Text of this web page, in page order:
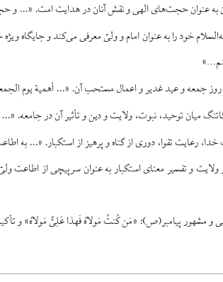
به عنوان حجت‌های الهی و نقش آنان در هدایت امت. «... و
خود را به عنوان امام و ولیّ معرفی می‌کند و جایگاه
جمعه و عید غدیر و اعمال مستحب آن. «... أهمیة یوم
میان توحید، نبوت، ولایت و دین و تأثیر آن در جامعه.
رعایت تقوا، دوری از گناه و پرهیز از استکبار. «... به
ولایت و تفسیر معنای استکبار به عنوان سرپیچی از
و مشهور پیامبر(ص): «مَن کُنتُ مَولاهُ فَهذا عَلِیٌّ مَولاهُ» و